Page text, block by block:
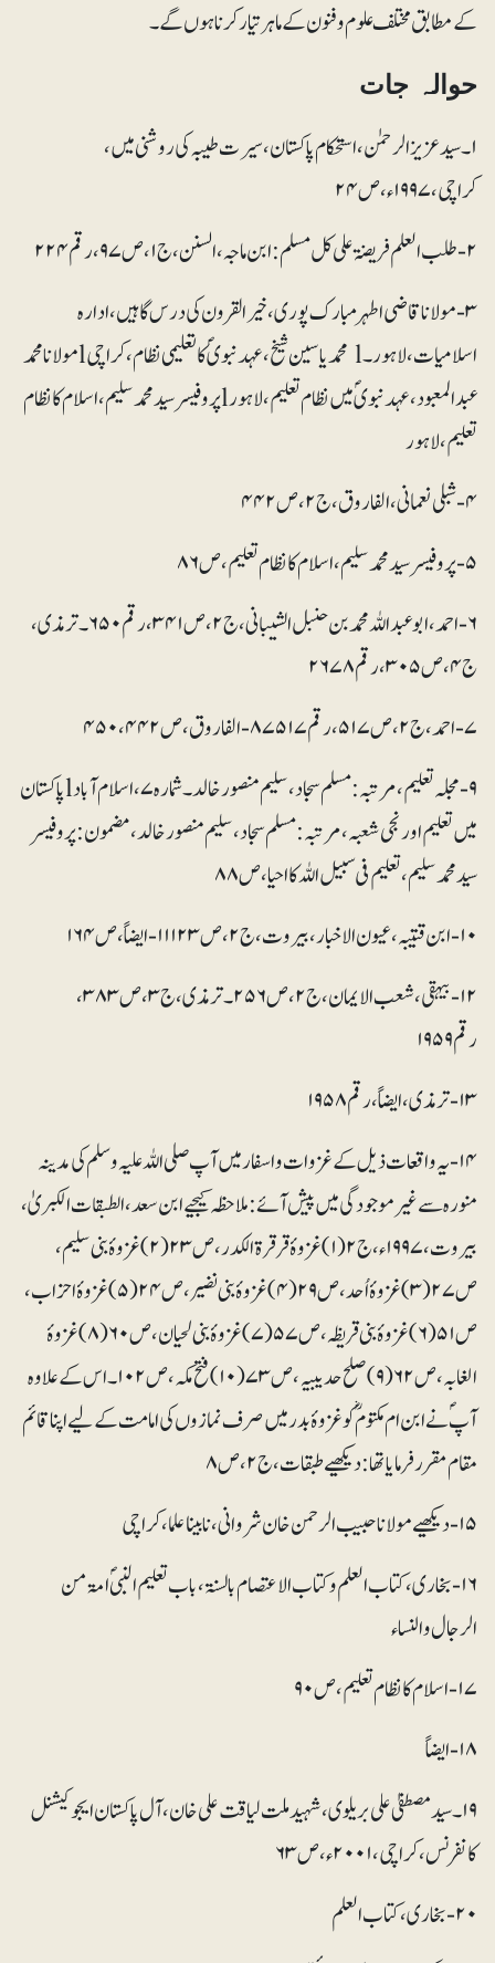
کے مطابق مختلف علوم وفنون کے ماہر تیار کرنا ہوں گے۔
حوالہ جات
۱۔ سید عزیز الرحمٰن، استحکام پاکستان، سیرت طیبہ کی روشنی میں،
کراچی، ۱۹۹۷ء، ص ۲۴
۲- طلب العلم فریضۃ علی کل مسلم : ابن ماجہ ، السنن ، ج ۱، ص ۹۷، رقم ۲۲۴
۳- مولانا قاضی اطہر مبارک پوری، خیر القرون کی درس گاہیں، ادارہ
اسلامیات، لاہور۔l محمد یاسین شیخ، عہد نبویؐ کا تعلیمی نظام، کراچی lمولانا محمد
عبد المعبود، عہد نبویؐ میں نظام تعلیم، لاہور lپروفیسر سید محمد سلیم، اسلام کا نظام
تعلیم، لاہور
۴- شبلی نعمانی، الفاروق، ج ۲، ص ۴۴۲
۵- پروفیسر سید محمد سلیم، اسلام کا نظام تعلیم، ص ۸۶
۶- احمد، ابو عبد اللہ محمد بن حنبل الشیبانی، ج ۲، ص ۳۴۱، رقم ۶۵۰۔ ترمذی،
ج ۴، ص ۳۰۵، رقم ۲۶۷۸
۷- احمد، ج ۲، ص ۵۱۷، رقم ۷۵۱۷ ۸- الفاروق ، ص ۴۴۲، ۴۵۰
۹- مجلہ تعلیم، مرتبہ: مسلم سجاد، سلیم منصور خالد۔ شمارہ ۷،اسلام آباد lپاکستان
میں تعلیم اور نجی شعبہ، مرتبہ:مسلم سجاد، سلیم منصورخالد،مضمون: پروفیسر
سید محمد سلیم، تعلیم فی سبیل اللہ کا احیا، ص ۸۸
۱۰- ابن قتیبہ ، عیون الاخبار، بیروت، ج ۲، ص ۱۲۳ ۱۱- ایضاً، ص ۱۶۴
۱۲- بیہقی، شعب الایمان، ج ۲، ص ۲۵۶۔ ترمذی، ج ۳، ص ۳۸۳،
رقم ۱۹۵۹
۱۳- ترمذی، ایضاً، رقم ۱۹۵۸
۱۴- یہ واقعات ذیل کے غزوات واسفار میں آپ صلی اللہ علیہ وسلم کی مدینہ
منورہ سے غیر موجودگی میں پیش آئے: ملاحظہ کیجیے ابن سعد، الطبقات الکبریٰ،
بیروت، ۱۹۹۷ء، ج ۲ (۱) غزوۂ قرقرۃ الکدر، ص ۲۳ (۲)غزوۂ بنی سلیم،
ص ۲۷ (۳) غزوۂ اُحد، ص ۲۹ (۴) غزوۂ بنی نضیر، ص ۲۴ (۵) غزوۂ احزاب،
ص۵۱ (۶) غزوۂ بنی قریظہ، ص ۵۷ (۷) غزوۂ بنی لحیان، ص ۶۰ (۸)غزوۂ
الغابہ، ص ۶۲ (۹) صلح حدیبیہ، ص۷۳ (۱۰) فتح مکہ، ص ۱۰۲۔ اس کے علاوہ
آپؐ نے ابن ام مکتومؓ کو غزوۂ بدر میں صرف نمازوں کی امامت کے لیے اپنا قائم
مقام مقرر فرمایا تھا: دیکھیے طبقات، ج۲،ص ۸
۱۵- دیکھیے مولانا حبیب الرحمن خان شروانی، نابینا علما، کراچی
۱۶- بخاری، کتاب العلم وکتاب الاعتصام بالسنۃ، باب تعلیم النبیؐ امۃ من
الرجال والنساء
۱۷- اسلام کا نظام تعلیم، ص ۹۰
۱۸-ایضاً
۱۹۔ سید مصطفیٰ علی بریلوی، شہید ملت لیاقت علی خان، آل پاکستان ایجوکیشنل
کانفرنس، کراچی، ۲۰۰۱ء، ص ۶۳
۲۰- بخاری، کتاب العلم